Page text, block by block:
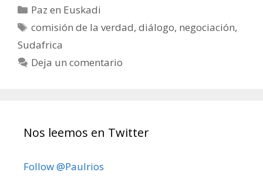
Categorías
Paz en Euskadi
Etiquetas
comisión de la verdad,diálogo, negociación,
Sudafrica
Deja un comentario
Nos leemos en Twitter
Follow @Paulrios